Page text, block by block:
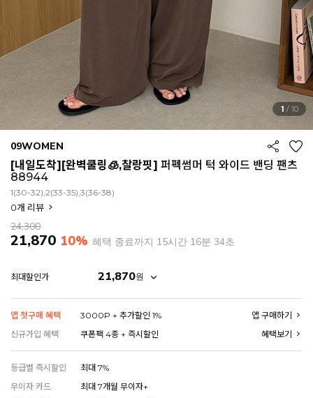
EVERY, SAY
인플루언서 PICK한 지금 꼭 필요한 장마룩!
1 / 10
09WOMEN
[내일도착][완벽쿨링🧊,찰랑핏] 퍼펙썸머 턱 와이드 밴딩 팬츠
88944
1(30-32),2(33-35),3(36-38)
0개 리뷰
24,300
21,870 10% 혜택 종료까지 15시간 16분 30초
최대할인가 21,870원
앱 첫구매 혜택 3000P + 추가할인 1%
앱 구매하기
신규가입 혜택
쿠폰팩 4종 + 즉시할인 혜택보기
등급별 즉시할인
최대 7%
무이자 카드
최대 7개월 무이자+